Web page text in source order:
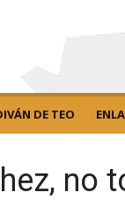
DE TEO
no